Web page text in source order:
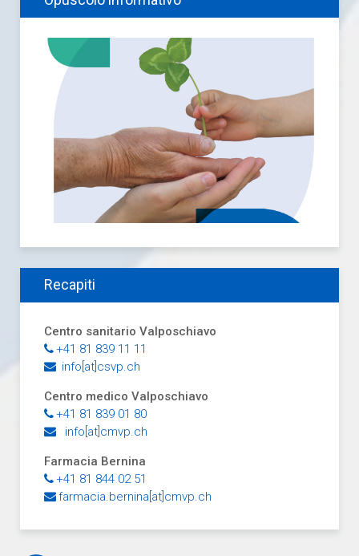
Recapiti
Centro sanitario Valposchiavo
+41 81 839 11 11
info[at]csvp.ch
Centro medico Valposchiavo
+41 81 839 01 80
info[at]cmvp.ch
Farmacia Bernina
+41 81 844 02 51
farmacia.bernina[at]cmvp.ch